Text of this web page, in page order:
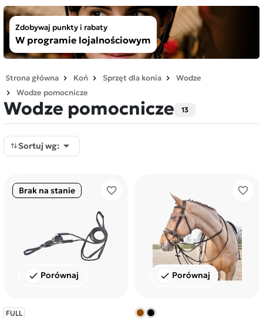
Zdobywaj punkty i rabaty
W programie lojalnościowym
Strona główna Koń Sprzęt dla konia
Wodze
Wodze pomocnicze
Wodze pomocnicze 13
Sortuj wg: 
favorite_border
check Porównaj
Brak na stanie
FULL
favorite_border
check Porównaj